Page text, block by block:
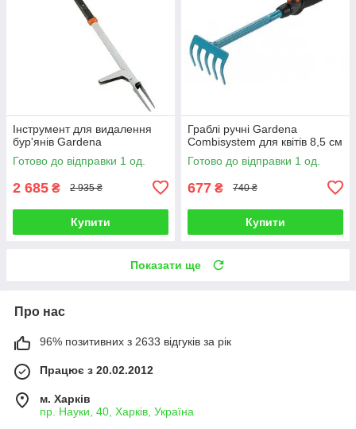
Інструмент для видалення
бур'янів Gardena
Готово до відправки 1 од.
2 685 ₴ 2 935 ₴
Купити
Граблі ручні Gardena
Combisystem для квітів 8,5 см
Готово до відправки 1 од.
677 ₴ 740 ₴
Купити
Показати ще
Про нас
96% позитивних з 2633 відгуків за рік
Працює з 20.02.2012
м. Харків
пр. Науки, 40, Харків, Україна